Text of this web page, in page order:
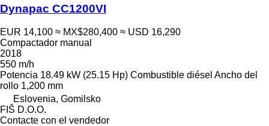
Dynapac CC1200VI
EUR 14,100 ≈ MX$280,400 ≈ USD 16,290
Compactador manual
2018
550 m/h
Potencia 18.49 kW (25.15 Hp) Combustible diésel Ancho del
rollo 1,200 mm
Eslovenia, Gomilsko
FIŠ D.O.O.
Contacte con el vendedor